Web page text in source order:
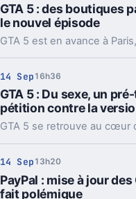
GTA 5 : des boutiques
le nouvel épisode
14 Sep 16h36
GTA 5 : Du sexe, un
pétition contre la
14 Sep 13h20
PayPal : mise à jour
fait polémique